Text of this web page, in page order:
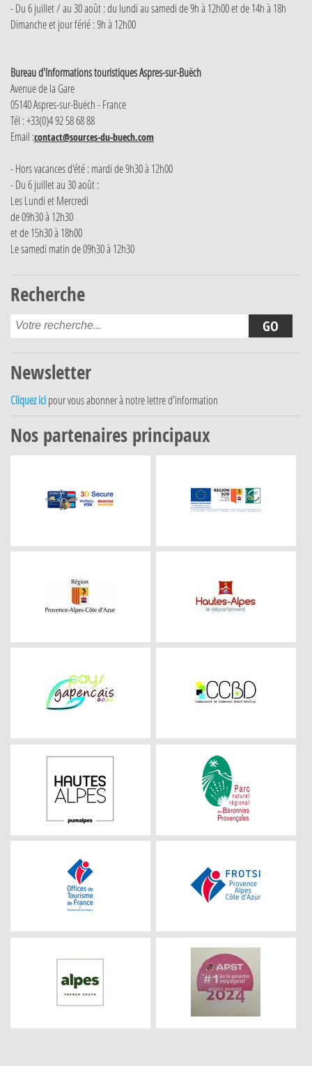
- Du 6 juillet / au 30 août : du lundi au samedi de 9h à 12h00 et de 14h à 18h
Dimanche et jour férié : 9h à 12h00
Bureau d'Informations touristiques Aspres-sur-Buëch
Avenue de la Gare
05140 Aspres-sur-Buëch - France
Tél : +33(0)4 92 58 68 88
Email :contact@sources-du-buech.com
- Hors vacances d'été : mardi de 9h30 à 12h00
- Du 6 juillet au 30 août :
Les Lundi et Mercredi
de 09h30 à 12h30
et de 15h30 à 18h00
Le samedi matin de 09h30 à 12h30
Recherche
Newsletter
Cliquez ici pour vous abonner à notre lettre d'information
Nos partenaires principaux